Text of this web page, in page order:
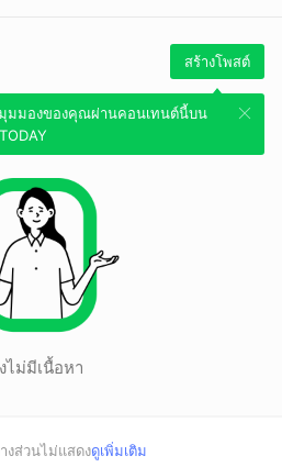
สร้างโพสต์
มมองของคุณผ่านคอนเทนต์นี้บน
ไม่มีเนื้อหา
งส่วนไม่แสดงดูเพิ่มเติม